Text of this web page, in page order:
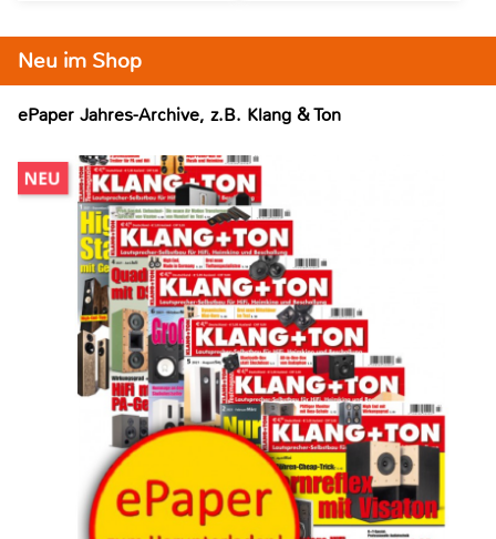
Neu im Shop
ePaper Jahres-Archive, z.B. Klang & Ton